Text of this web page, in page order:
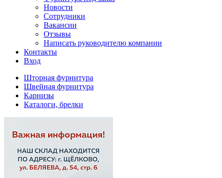
Новости
Сотрудники
Вакансии
Отзывы
Написать руководителю компании
Контакты
Вход
Шторная фурнитура
Швейная фурнитура
Карнизы
Каталоги, брелки